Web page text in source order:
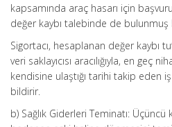
kapsamında araç hasarı için
değer kaybı talebinde de
Sigortacı, hesaplanan değer kaybı
veri saklayıcısı aracılığıyla, en geç
kendisine ulaştığı tarihi takip eden
bildirir.
b) Sağlık Giderleri Teminatı: Üçüncü